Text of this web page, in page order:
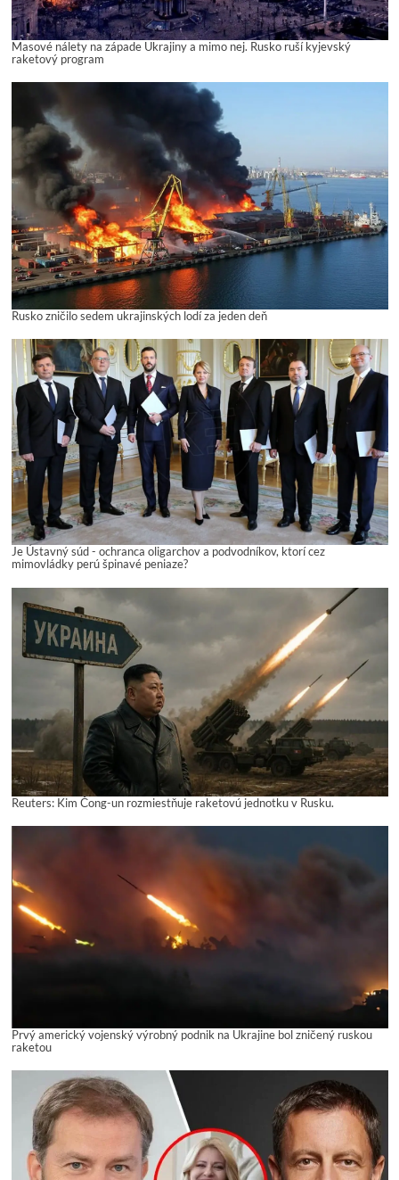
Masové nálety na západe Ukrajiny a mimo nej. Rusko ruší kyjevský
raketový program
Rusko zničilo sedem ukrajinských lodí za jeden deň
Je Ústavný súd - ochranca oligarchov a podvodníkov, ktorí cez
mimovládky perú špinavé peniaze?
Reuters: Kim Čong-un rozmiestňuje raketovú jednotku v Rusku.
Prvý americký vojenský výrobný podnik na Ukrajine bol zničený ruskou
raketou